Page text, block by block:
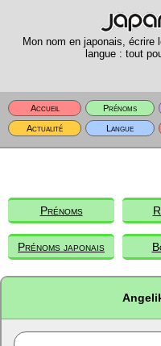
Mon nom en japonais, écrire
langue : tout
Accueil Prénoms
Actualité
Langue
Prénoms
Prénoms japonais